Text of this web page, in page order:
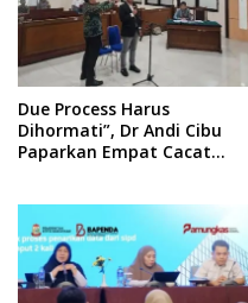
Due Process Harus
Dihormati”, Dr Andi Cibu
Paparkan Empat Cacat